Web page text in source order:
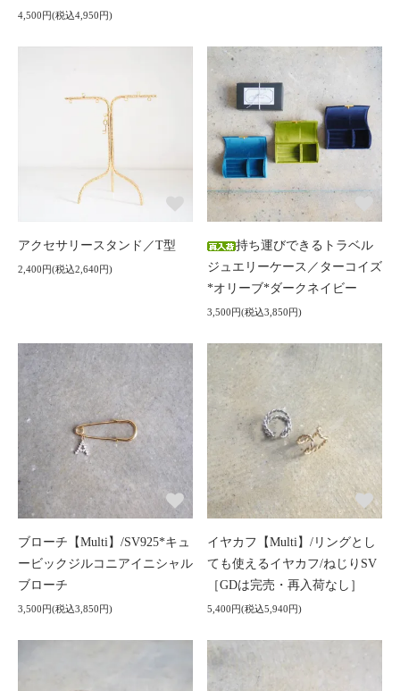
4,500円(税込4,950円)
アクセサリースタンド／T型
2,400円(税込2,640円)
持ち運びできるトラベル
ジュエリーケース／ターコイズ
*オリーブ*ダークネイビー
3,500円(税込3,850円)
ブローチ【Multi】/SV925*キュ
ービックジルコニアイニシャル
ブローチ
3,500円(税込3,850円)
イヤカフ【Multi】/リングとし
ても使えるイヤカフ/ねじりSV
［GDは完売・再入荷なし］
5,400円(税込5,940円)